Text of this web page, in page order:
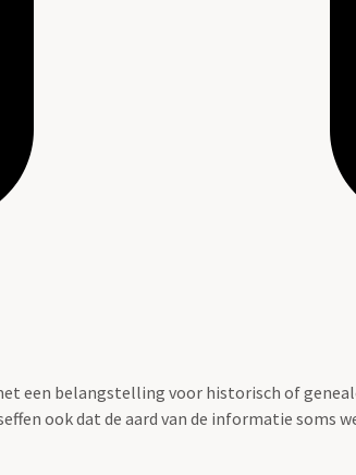
een belangstelling voor historisch of
ook dat de aard van de informatie soms